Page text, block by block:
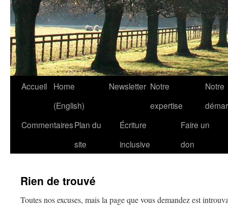
Aller
contenu
Accueil
Home
(English)
Newsletter Notre
expertise
Notre
CommentairesPlan du
site
Écriture
inclusive
Faire un
don
Rien de trouvé
Toutes nos excuses, mais la page que vous demandez est